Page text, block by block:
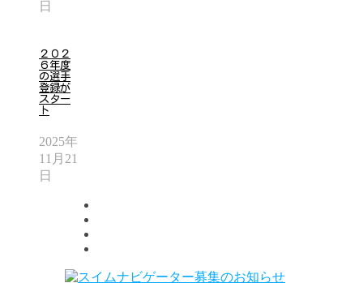
日
２０２
６年度
の選手
登録が
スター
ト
2025年
11月21
日